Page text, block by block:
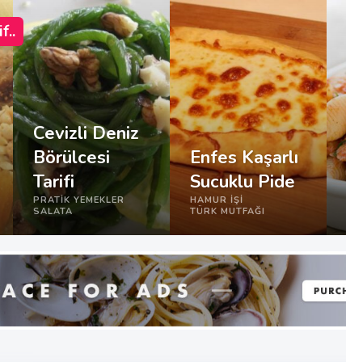
Cevizli Deniz
Börülcesi
Tarifi
PRATIK YEMEKLER
SALATA
Enfes Kaşarlı
Sucuklu Pide
HAMUR İŞI
TÜRK MUTFAĞI